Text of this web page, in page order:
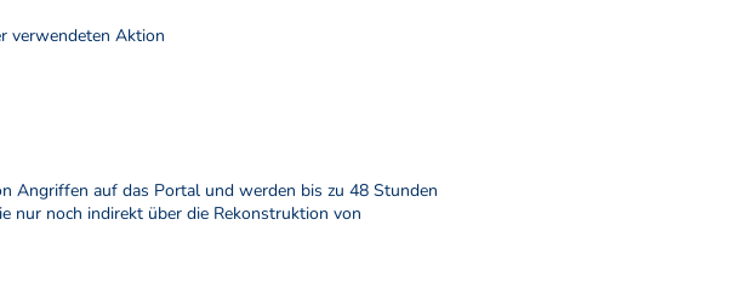
verwendeten Aktion
Angriffen auf das Portal und werden bis zu 48 Stunden
nur noch indirekt über die Rekonstruktion von